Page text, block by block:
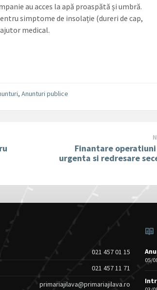
au acces la apă proaspătă și umbră.
simptome de insolație (dureri de cap,
medical.
,Anunturi publice
Finantare
urgenta si redresare
021 457 01 15
021 457 11 71
primariajilava@primariajilava.ro
05/